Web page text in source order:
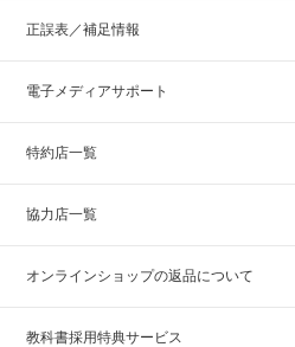
正誤表／補足情報
電子メディアサポート
特約店一覧
協力店一覧
オンラインショップの返品について
教科書採用特典サービス